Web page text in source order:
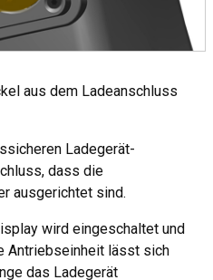
aus dem Ladeanschluss
Ladegerät-
dass die
ausgerichtet sind.
wird eingeschaltet und
Antriebseinheit lässt sich
das Ladegerät